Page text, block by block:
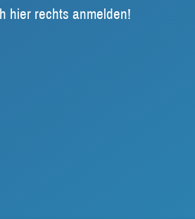
hier rechts anmelden!